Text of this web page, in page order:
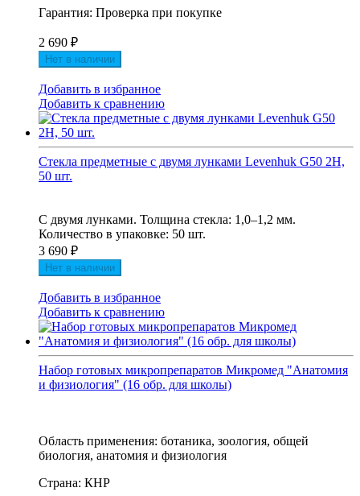
Гарантия: Проверка при покупке
2 690 ₽
Нет в наличии
Добавить в избранное
Добавить к сравнению
Стекла предметные с двумя лунками Levenhuk G50 2H,
50 шт.
С двумя лунками. Толщина стекла: 1,0–1,2 мм.
Количество в упаковке: 50 шт.
3 690 ₽
Нет в наличии
Добавить в избранное
Добавить к сравнению
Набор готовых микропрепаратов Микромед "Анатомия
и физиология" (16 обр. для школы)
Область применения: ботаника, зоология, общей
биология, анатомия и физиология
Страна: КНР